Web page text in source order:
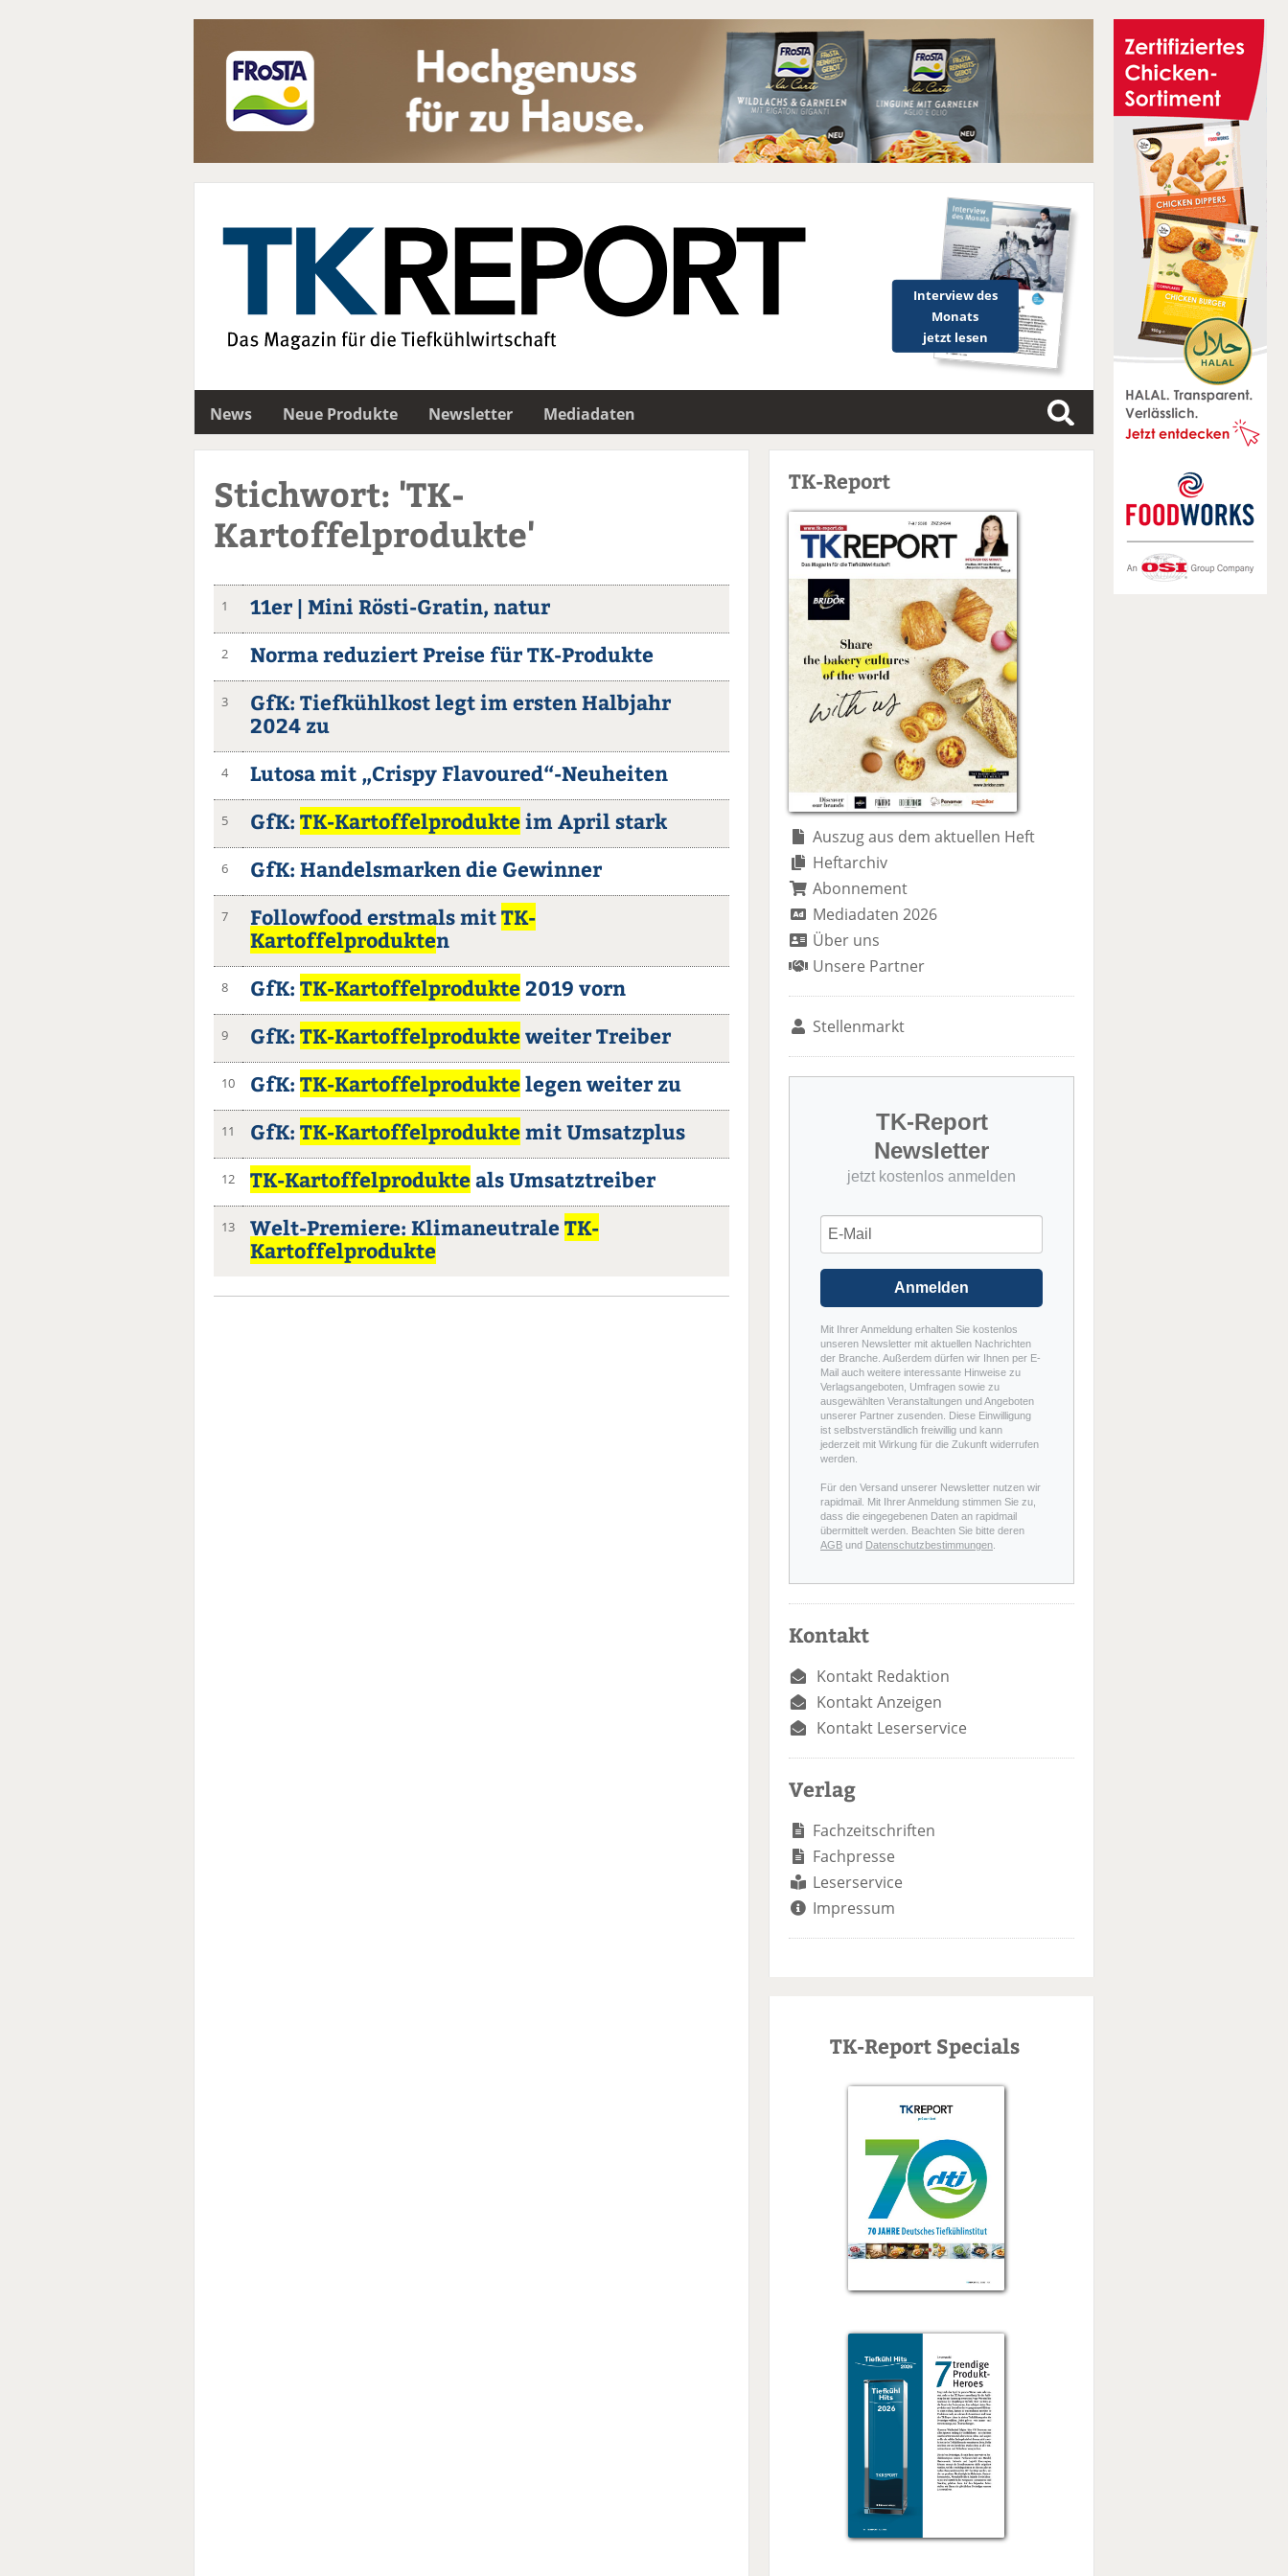
Interview des
Monats
jetzt lesen
News Neue Produkte Newsletter
Mediadaten
S
u
Stichwort: 'TK-
Kartoffelprodukte'
1 11er | Mini Rösti-Gratin, natur
2 Norma reduziert Preise für TK-Produkte
3
GfK: Tiefkühlkost legt im ersten Halbjahr
2024 zu
4 Lutosa mit „Crispy Flavoured“-Neuheiten
5 GfK: TK-Kartoffelprodukteim April stark
6 GfK: Handelsmarken die Gewinner
7 Followfood erstmals mitTK-
Kartoffelprodukten
8 GfK: TK-Kartoffelprodukte2019 vorn
9 GfK: TK-Kartoffelprodukteweiter Treiber
10 GfK: TK-Kartoffelproduktelegen weiter zu
11 GfK: TK-Kartoffelproduktemit Umsatzplus
12 TK-Kartoffelprodukteals Umsatztreiber
13 Welt-Premiere: Klimaneutrale TK-
Kartoffelprodukte
TK-Report
Auszug aus dem aktuellen Heft
Heftarchiv
Abonnement
Mediadaten 2026
Über uns
Unsere Partner
Stellenmarkt
TK-Report
Newsletter
jetzt kostenlos anmelden
Anmelden
Mit Ihrer Anmeldung erhalten Sie kostenlos
unseren Newsletter mit aktuellen Nachrichten
der Branche. Außerdem dürfen wir Ihnen per E-
Mail auch weitere interessante Hinweise zu
Verlagsangeboten, Umfragen sowie zu
ausgewählten Veranstaltungen und Angeboten
unserer Partner zusenden. Diese Einwilligung
ist selbstverständlich freiwillig und kann
jederzeit mit Wirkung für die Zukunft widerrufen
werden.
Für den Versand unserer Newsletter nutzen wir
rapidmail. Mit Ihrer Anmeldung stimmen Sie zu,
dass die eingegebenen Daten an rapidmail
übermittelt werden. Beachten Sie bitte deren
AGB und Datenschutzbestimmungen
Kontakt
Kontakt Redaktion
Kontakt Anzeigen
Kontakt Leserservice
Verlag
Fachzeitschriften
Fachpresse
Leserservice
Impressum
TK-Report Specials